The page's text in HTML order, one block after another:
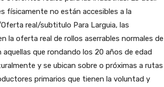
físicamente no están accesibles a la
real/subtitulo Para Larguia, las
la oferta real de rollos aserrables normales de
que rondando los 20 años de edad
y se ubican sobre o próximas a rutas
primarios que tienen la voluntad y